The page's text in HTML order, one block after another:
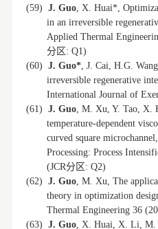
(59) J. Guo, X. Huai*,
in an irreversible
Applied Thermal
分区: Q1)
(60) J. Guo*, J. Cai, H.G.
irreversible regenerative
International Journal of
(61) J. Guo, M. Xu, Y. Tao, X.
temperature-dependent
curved square
Processing: Process
(JCR分区: Q2)
(62) J. Guo, M. Xu, The
theory in optimization
Thermal Engineering 36
(63) J. Guo, X. Huai, X. Li, M.